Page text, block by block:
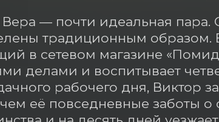
— почти идеальная пара.
традиционным
в сетевом магазине
делами и воспитывает
рабочего дня, Виктор
её повседневные заботы о